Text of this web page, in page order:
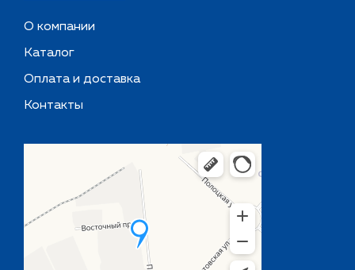
О компании
Каталог
Оплата и доставка
Контакты